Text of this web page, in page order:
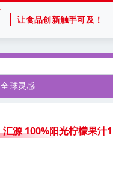
让食品创新触手可及！
全球灵感
汇源 100%阳光柠檬果汁